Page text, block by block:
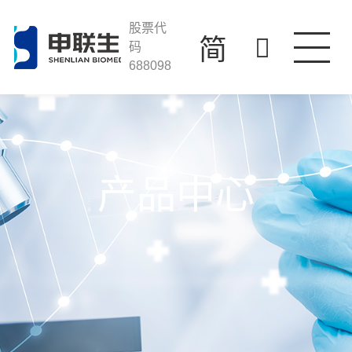
股票代
码
688098
科技创新
投资者关系
人才发展
联系我们
简
产品中心